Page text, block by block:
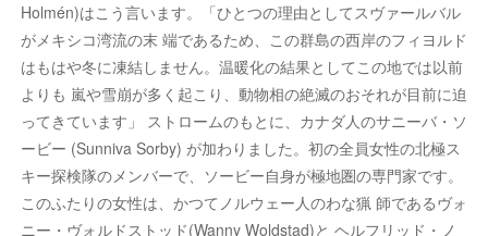
Holmén)はこう言います。「ひとつの理由としてスヴァールバル
がメキシコ湾流の末 端であるため、この群島の西岸のフィヨルド
はもはや冬に凍結しません。温暖化の結果としてこの地では以前
よりも 嵐や雪崩が多く起こり、動物相の絶滅のおそれが目前に迫
ってきています」 ストロームのもとに、カナダ人のサニーバ・ソ
ービー (Sunniva Sorby) が加わりました。初の全員女性の北極ス
キー探検隊のメンバーで、ソービー自身が極地圏の専門家です。
このふたりの女性は、かつてノルウェー人のわな猟 師であるヴォ
ニー・ヴォルドストッド(Wanny Woldstad)と ヘルフリッド・ノ